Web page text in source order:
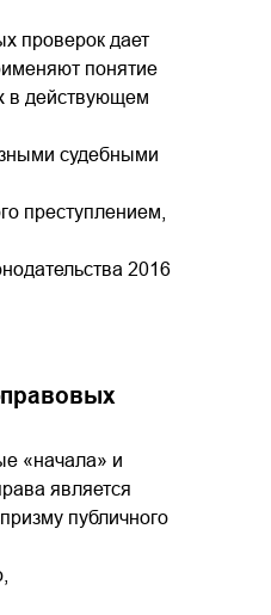
проверок дает
понятие
в действующем
судебными
преступлением,
2016
«начала» и
является
публичного